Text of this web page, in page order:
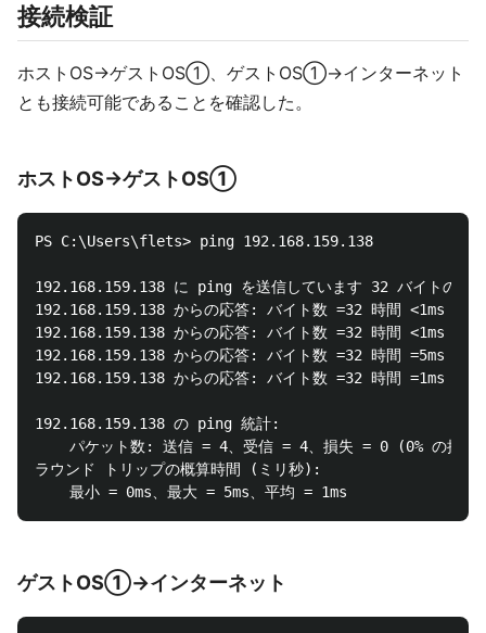
接続検証
ホストOS→ゲストOS①、ゲストOS①→インターネット
とも接続可能であることを確認した。
ホストOS→ゲストOS①
PS C:\Users\flets> ping 192.168.159.138
192.168.159.138 に ping を送信しています 32 バイトのデ
192.168.159.138 からの応答: バイト数 =32 時間 <1ms
192.168.159.138 からの応答: バイト数 =32 時間 <1ms
192.168.159.138 からの応答: バイト数 =32 時間 =5ms
192.168.159.138 からの応答: バイト数 =32 時間 =1ms
192.168.159.138 の ping 統計:
パケット数: 送信 = 4、受信 = 4、損失 = 0 (0% の損失
ラウンド トリップの概算時間 (ミリ秒):
ゲストOS①→インターネット